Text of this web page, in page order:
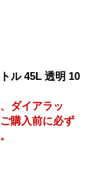
ル 45L 透明 10
ダイアラッ
購入前に必ず